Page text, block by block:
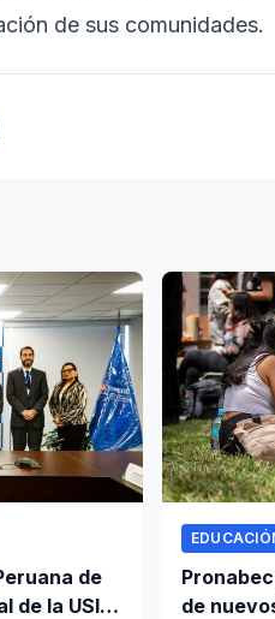
de sus comunidades.
de
de la USIL
de